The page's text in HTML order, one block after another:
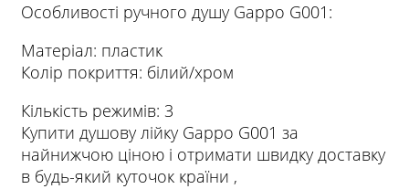
Особливості ручного душу Gappo G001:
Матеріал: пластик
Колір покриття: білий/хром
Кількість режимів: 3
Купити душову лійку Gappo G001 за
найнижчою ціною і отримати швидку доставку
в будь-який куточок країни ,